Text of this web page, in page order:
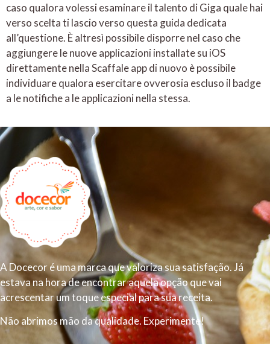
caso qualora volessi esaminare il talento di Giga quale hai
verso scelta ti lascio verso questa guida dedicata
all’questione. È altresì possibile disporre nel caso che
aggiungere le nuove applicazioni installate su iOS
direttamente nella Scaffale app di nuovo è possibile
individuare qualora esercitare ovverosia escluso il badge
a le notifiche a le applicazioni nella stessa.
A Docecor é uma marca que valoriza sua satisfação. Já
estava na hora de encontrar aquela opção que vai
acrescentar um toque especial para sua receita.
Não abrimos mão da qualidade. Experimente!